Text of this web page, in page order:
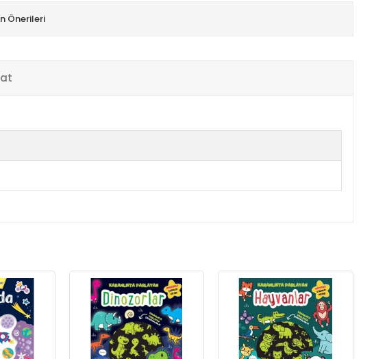
Önerileri